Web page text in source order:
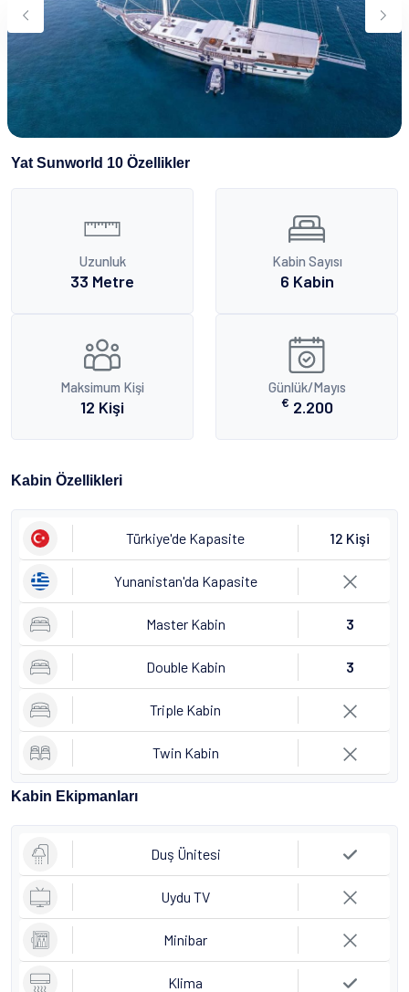
Yeme & İçme
Nasıl Rezervasyon Yapılır?
Şartlar & Koşullar
İletişim
Yat Sunworld 10 Özellikler
Uzunluk
33 Metre
Kabin Sayısı
6 Kabin
Maksimum Kişi
12 Kişi
Günlük/Mayıs
€ 2.200
Kabin Özellikleri
Türkiye'de Kapasite 12 Kişi
Yunanistan'da Kapasite
Master Kabin 3
Double Kabin 3
Triple Kabin
Twin Kabin
Kabin Ekipmanları
Duş Ünitesi
Uydu TV
Minibar
Klima